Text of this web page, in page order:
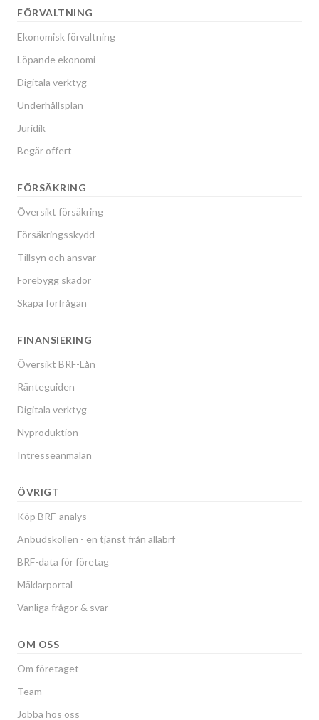
FÖRVALTNING
Ekonomisk förvaltning
Löpande ekonomi
Digitala verktyg
Underhållsplan
Juridik
Begär offert
FÖRSÄKRING
Översikt försäkring
Försäkringsskydd
Tillsyn och ansvar
Förebygg skador
Skapa förfrågan
FINANSIERING
Översikt BRF-Lån
Ränteguiden
Digitala verktyg
Nyproduktion
Intresseanmälan
ÖVRIGT
Köp BRF-analys
Anbudskollen - en tjänst från allabrf
BRF-data för företag
Mäklarportal
Vanliga frågor & svar
OM OSS
Om företaget
Team
Jobba hos oss